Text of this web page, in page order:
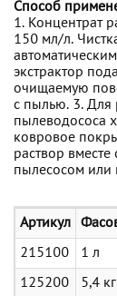
Способ
1. Концентрат
150 мл/л.
экстрактор
очищаемую
с пылью. 3. Для
пылеводососа
ковровое
раствор
пылесосом или
Артикул
215100 1 л
125200 5,4 кг